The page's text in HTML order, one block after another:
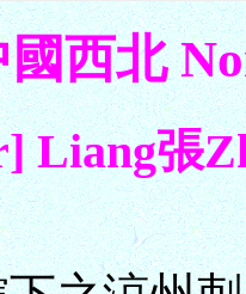
國西北
Liang張